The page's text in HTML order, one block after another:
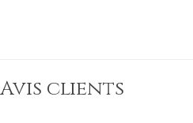
Avis clients